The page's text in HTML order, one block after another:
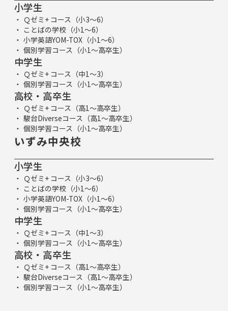
小学生
Ｑゼミ+ コース（小3～6）
ことばの学校（小1～6）
小学英語YOM-TOX（小1～6）
個別学習コース（小1～高卒生）
中学生
Ｑゼミ+ コース（中1～3）
個別学習コース（小1～高卒生）
高校・高卒生
Ｑゼミ+ コース（高1～高卒生）
駿台Diverseコース（高1～高卒生）
個別学習コース（小1～高卒生）
いずみ中央校
小学生
Ｑゼミ+ コース（小3～6）
ことばの学校（小1～6）
小学英語YOM-TOX（小1～6）
個別学習コース（小1～高卒生）
中学生
Ｑゼミ+ コース（中1～3）
個別学習コース（小1～高卒生）
高校・高卒生
Ｑゼミ+ コース（高1～高卒生）
駿台Diverseコース（高1～高卒生）
個別学習コース（小1～高卒生）